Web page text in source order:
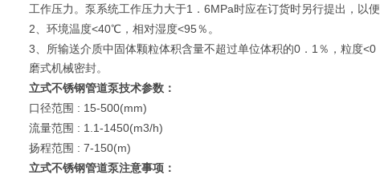
工作压力。泵系统工作压力大于1 ． 6MPa时应在订货时另行提出，以
2、环境温度<40℃，相对湿度<95％。
3、所输送介质中固体颗粒体积含量不超过单位体积的0 ． 1 ％，粒度<0
磨式机械密封。
立式不锈钢管道泵技术参数：
口径范围 : 15-500(mm)
流量范围 : 1.1-1450(m3/h)
扬程范围 : 7-150(m)
立式不锈钢管道泵注意事项：